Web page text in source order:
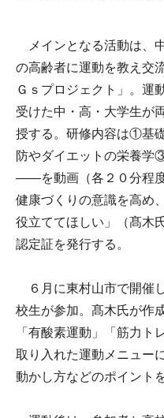
メインとなる活動は、
の高齢者に運動を教え交
Ｇｓプロジェクト」。運
受けた中・高・大学生が
授する。研修内容は①基
防やダイエットの栄養学
――を動画（各２０分程
健康づくりの意識を高め
役立ててほしい」（髙木
認定証を発行する。
６月に東村山市で開催
校生が参加。髙木氏が作
「有酸素運動」「筋力ト
取り入れた運動メニュー
動かし方などのポイント